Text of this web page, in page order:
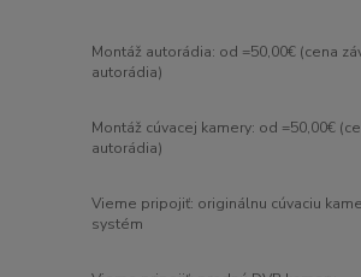
Montáž autorádia: od =50,00€ (cena
autorádia)
Montáž cúvacej kamery: od =50,00€
autorádia)
Vieme pripojiť: originálnu cúvaciu
systém